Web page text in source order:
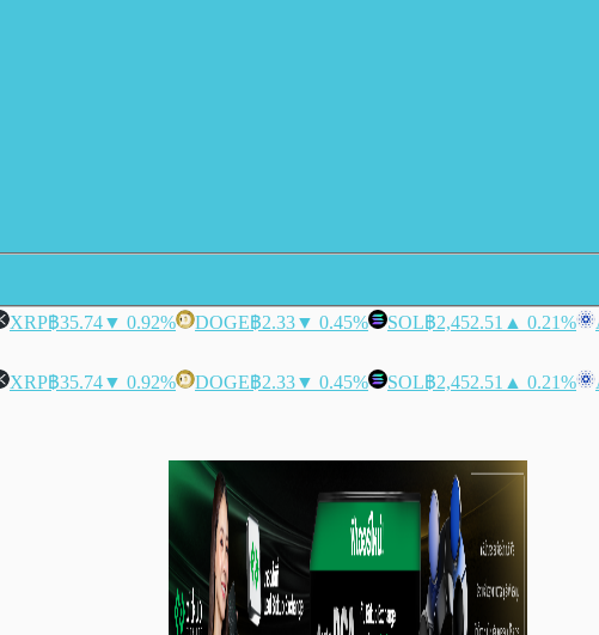
XRP฿35.74▼ 0.92% DOGE฿2.33▼ 0.45% SOL฿2,452.51 ▲ 0.21%
XRP฿35.74▼ 0.92% DOGE฿2.33▼ 0.45% SOL฿2,452.51 ▲ 0.21%